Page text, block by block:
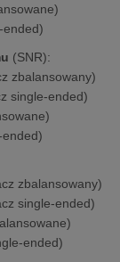
ended)
(SNR):
zbalansowany)
single-ended)
ended)
zbalansowany)
single-ended)
ended)